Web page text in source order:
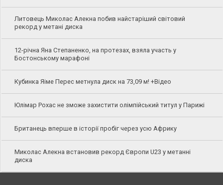
Литовець Миколас Алекна побив найстаріший світовий
рекорд у метані диска
12-річна Яна Степаненко, на протезах, взяла участь у
Бостонському марафоні
Кубинка Яіме Перес метнула диск на 73,09 м! +Відео
Юлімар Рохас не зможе захистити олімпійський титул у Парижі
Британець вперше в історії пробіг через усю Африку
Миколас Алекна встановив рекорд Європи U23 у метанні
диска